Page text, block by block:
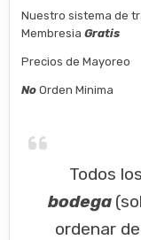
Nuestro sistema de
MembresiaGratis
Precios de Mayoreo
No Orden Minima
Todos
bodega
ordenar